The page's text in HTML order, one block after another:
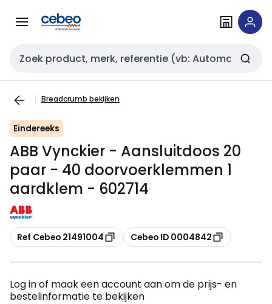
naar
naar
Zoekveld invoer
Breadcrumb bekijken
Eindereeks
ABB Vynckier - Aansluitdoos 20
paar - 40 doorvoerklemmen 1
aardklem - 602714
Kopiëren
Ref Cebeo 21491004 Kopiëren
Cebeo ID 0004842
Log in of maak een account aan om de prijs- en
bestelinformatie te bekijken